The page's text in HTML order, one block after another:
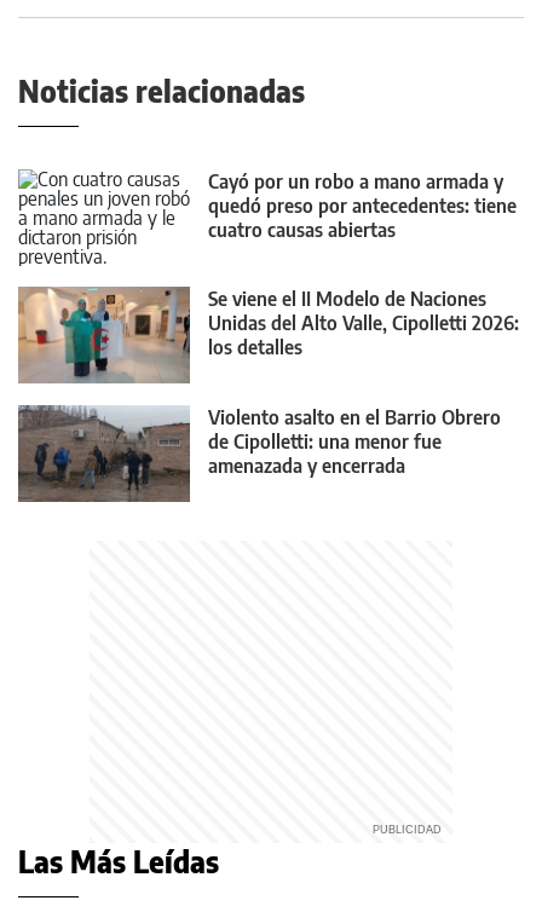
Noticias relacionadas
Cayó por un robo a mano armada y
quedó preso por antecedentes: tiene
cuatro causas abiertas
Se viene el II Modelo de Naciones
Unidas del Alto Valle, Cipolletti 2026:
los detalles
Violento asalto en el Barrio Obrero
de Cipolletti: una menor fue
amenazada y encerrada
Las Más Leídas